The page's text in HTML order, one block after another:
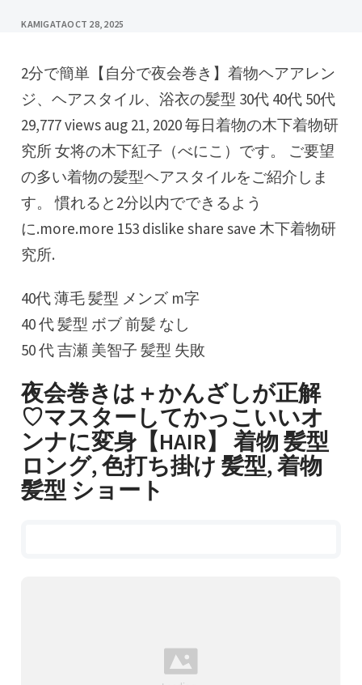
KAMIGATAOCT 28, 2025
2分で簡単【自分で夜会巻き】着物ヘアアレン
ジ、ヘアスタイル、浴衣の髪型 30代 40代 50代
29,777 views aug 21, 2020 毎日着物の木下着物研
究所 女将の木下紅子（べにこ）です。 ご要望
の多い着物の髪型ヘアスタイルをご紹介しま
す。 慣れると2分以内でできるよう
に.more.more 153 dislike share save 木下着物研
究所.
40代 薄毛 髪型 メンズ m字
40 代 髪型 ボブ 前髪 なし
50 代 吉瀬 美智子 髪型 失敗
夜会巻きは＋かんざしが正解
♡マスターしてかっこいいオ
ンナに変身【HAIR】 着物 髪型
ロング, 色打ち掛け 髪型, 着物
髪型 ショート